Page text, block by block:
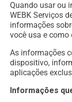
Quando usar ou
WEBK Serviços
informações
você usa e como
As informações
dispositivo,
aplicações
Informações